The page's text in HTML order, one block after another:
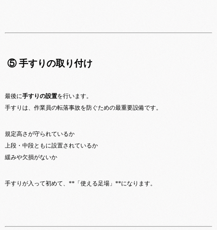
⑤ 手すりの取り付け
最後に手すりの設置を行います。
手すりは、作業員の転落事故を防ぐための最重要設備です。
規定高さが守られているか
上段・中段ともに設置されているか
緩みや欠損がないか
手すりが入って初めて、**「使える足場」**になります。